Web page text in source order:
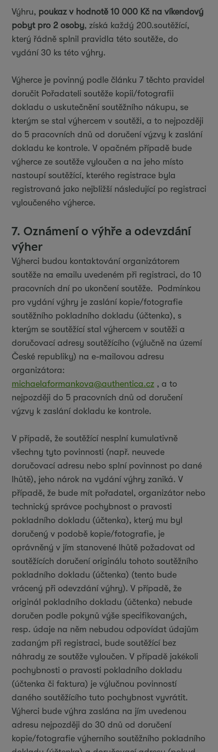
Výhru, poukaz v hodnotě 10 000 Kč na víkendový
pobyt pro 2 osoby, získá každý 200.soutěžící,
který řádně splnil pravidla této soutěže, do
vydání 30 ks této výhry.
Výherce je povinný podle článku 7 těchto pravidel
doručit Pořadateli soutěže kopii/fotografii
dokladu o uskutečnění soutěžního nákupu, se
kterým se stal výhercem v soutěži, a to nejpozději
do 5 pracovních dnů od doručení výzvy k zaslání
dokladu ke kontrole. V opačném případě bude
výherce ze soutěže vyloučen a na jeho místo
nastoupí soutěžící, kterého registrace byla
registrovaná jako nejbližší následující po registraci
vyloučeného výherce.
7. Oznámení o výhře a odevzdání
výher
Výherci budou kontaktování organizátorem
soutěže na emailu uvedeném při registraci, do 10
pracovních dní po ukončení soutěže. Podmínkou
pro vydání výhry je zaslání kopie/fotografie
soutěžního pokladního dokladu (účtenka), s
kterým se soutěžící stal výhercem v soutěži a
doručovací adresy soutěžícího (výlučně na území
České republiky) na e-mailovou adresu
organizátora:
michaelaformankova@authentica.cz , a to
nejpozději do 5 pracovních dnů od doručení
výzvy k zaslání dokladu ke kontrole.
V případě, že soutěžící nesplní kumulativně
všechny tyto povinnosti (např. neuvede
doručovací adresu nebo splní povinnost po dané
lhůtě), jeho nárok na vydání výhry zaniká. V
případě, že bude mít pořadatel, organizátor nebo
technický správce pochybnost o pravosti
pokladního dokladu (účtenka), který mu byl
doručený v podobě kopie/fotografie, je
oprávněný v jím stanovené lhůtě požadovat od
soutěžících doručení originálu tohoto soutěžního
pokladního dokladu (účtenka) (tento bude
vrácený při odevzdání výhry). V případě, že
originál pokladního dokladu (účtenka) nebude
doručen podle pokynů výše specifikovaných,
resp. údaje na něm nebudou odpovídat údajům
zadaným při registraci, bude soutěžící bez
náhrady ze soutěže vyloučen. V případě jakékoli
pochybnosti o pravosti pokladního dokladu
(účtenka či faktura) je výlučnou povinností
daného soutěžícího tuto pochybnost vyvrátit.
Výherci bude výhra zaslána na jím uvedenou
adresu nejpozději do 30 dnů od doručení
kopie/fotografie výherního soutěžního pokladního